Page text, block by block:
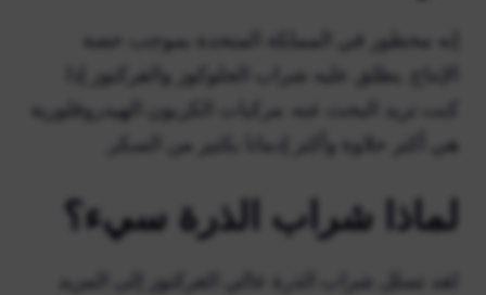
إنه محظور في المملكة المتحدة بموجب حصة
الإنتاج. يطلق عليه شراب الجلوكوز والفركتوز إذا
كنت تريد البحث عنه. مركبات الكربون الهيدروفلورية
هي أكثر حلاوة وأكثر إدمانا بكثير من السكر.
لماذا شراب الذرة سيء؟
لقد تسلل شراب الذرة عالي الفركتوز إلى المزيد